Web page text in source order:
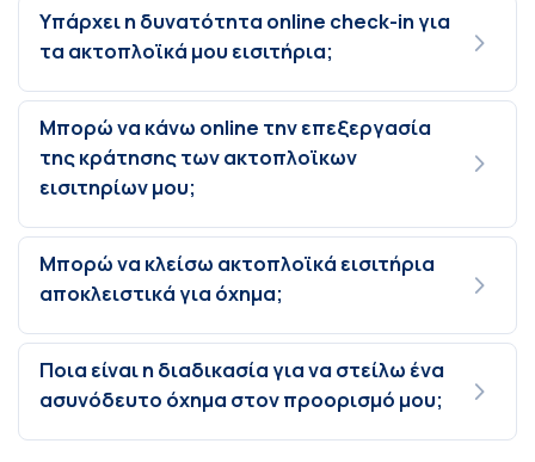
Υπάρχει η δυνατότητα online check-in για
τα ακτοπλοϊκά μου εισιτήρια;
Μπορώ να κάνω online την επεξεργασία
της κράτησης των ακτοπλοϊκων
εισιτηρίων μου;
Μπορώ να κλείσω ακτοπλοϊκά εισιτήρια
αποκλειστικά για όχημα;
Ποια είναι η διαδικασία για να στείλω ένα
ασυνόδευτο όχημα στον προορισμό μου;